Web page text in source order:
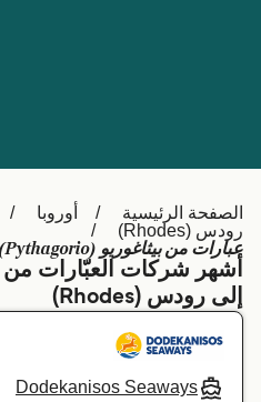
België (NL)
Belgique (FR)
Deutschland
Norge
Indonesia
الصفحة الرئيسية أوروبا
رودس (Rhodes)
عبارات من بيثاغوريو (Pythagorio) الي رودس (Rhodes)
إلى رودس (Rhodes)
Dodekanisos Seaways